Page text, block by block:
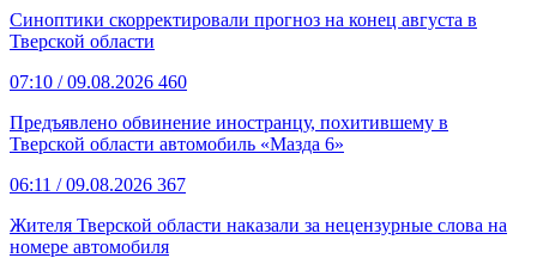
Синоптики скорректировали прогноз на конец августа в
Тверской области
07:10 / 09.08.2026 460
Предъявлено обвинение иностранцу, похитившему в
Тверской области автомобиль «Мазда 6»
06:11 / 09.08.2026 367
Жителя Тверской области наказали за нецензурные слова на
номере автомобиля